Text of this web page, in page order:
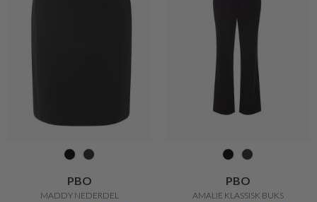
PBO
MADDY NEDERDEL
PBO
AMALIE KLASSISK BUKS